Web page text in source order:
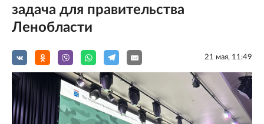
задача для правительства
Ленобласти
21 мая, 11:49